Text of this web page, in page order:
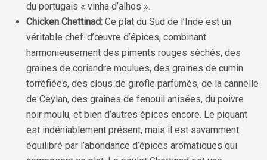
du portugais « vinha d’alhos ».
Chicken Chettinad: Ce plat du Sud de l’Inde est un
véritable chef-d’œuvre d’épices, combinant
harmonieusement des piments rouges séchés, des
graines de coriandre moulues, des graines de cumin
torréfiées, des clous de girofle parfumés, de la cannelle
de Ceylan, des graines de fenouil anisées, du poivre
noir moulu, et bien d’autres épices encore. Le piquant
est indéniablement présent, mais il est savamment
équilibré par l’abondance d’épices aromatiques qui